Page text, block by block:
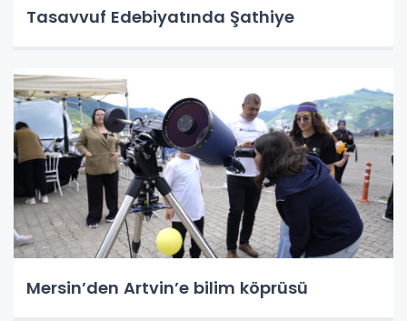
Tasavvuf Edebiyatında Şathiye
Mersin’den Artvin’e bilim köprüsü